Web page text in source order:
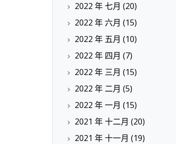
2022 年 七月 (20)
2022 年 六月 (15)
2022 年 五月 (10)
2022 年 四月 (7)
2022 年 三月 (15)
2022 年 二月 (5)
2022 年 一月 (15)
2021 年 十二月 (20)
2021 年 十一月 (19)